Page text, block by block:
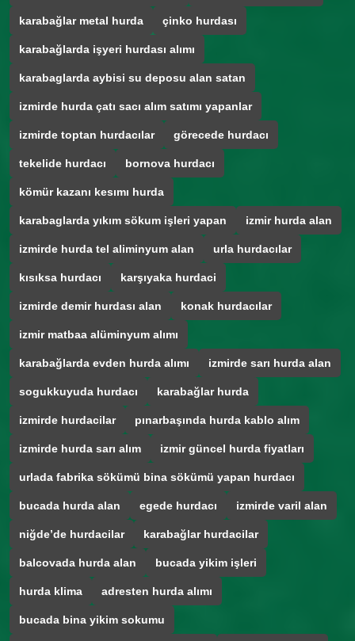
karabağlar metal hurda çinko hurdası
karabağlarda işyeri hurdası alımı
karabaglarda aybisi su deposu alan satan
izmirde hurda çatı sacı alım satımı yapanlar
izmirde toptan hurdacılar görecede hurdacı
tekelide hurdacı bornova hurdacı
kömür kazanı kesımı hurda
karabaglarda yıkım sökum işleri yapan izmir hurda alan
izmirde hurda tel aliminyum alan urla hurdacılar
kısıksa hurdacı karşıyaka hurdaci
izmirde demir hurdası alan konak hurdacılar
izmir matbaa alüminyum alımı
karabağlarda evden hurda alımı izmirde sarı hurda alan
sogukkuyuda hurdacı karabağlar hurda
izmirde hurdacilar pınarbaşında hurda kablo alım
izmirde hurda sarı alım izmir güncel hurda fiyatları
urlada fabrika sökümü bina sökümü yapan hurdacı
bucada hurda alan egede hurdacı izmirde varil alan
niğde’de hurdacilar karabağlar hurdacilar
balcovada hurda alan bucada yikim işleri
hurda klima adresten hurda alımı
bucada bina yikim sokumu